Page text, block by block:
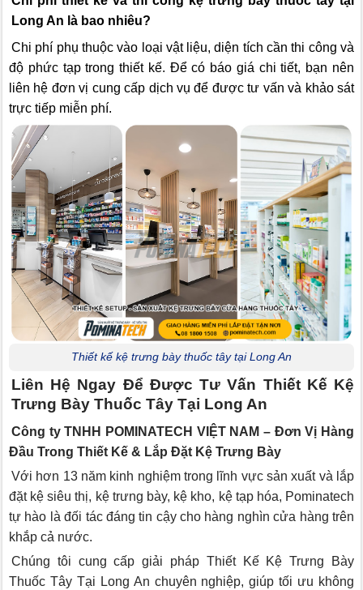
Long An là bao nhiêu?
Chi phí phụ thuộc vào loại vật liệu, diện tích cần thi công và
độ phức tạp trong thiết kế. Để có báo giá chi tiết, bạn nên
liên hệ đơn vị cung cấp dịch vụ để được tư vấn và khảo sát
trực tiếp miễn phí.
Thiết kế kệ trưng bày thuốc tây tại Long An
Liên Hệ Ngay Để Được Tư Vấn Thiết Kế Kệ
Trưng Bày Thuốc Tây Tại Long An
Công ty TNHH POMINATECH VIỆT NAM – Đơn Vị Hàng
Đầu Trong Thiết Kế & Lắp Đặt Kệ Trưng Bày
Với hơn 13 năm kinh nghiệm trong lĩnh vực sản xuất và lắp
đặt kệ siêu thị, kệ trưng bày, kệ kho, kệ tạp hóa, Pominatech
tự hào là đối tác đáng tin cậy cho hàng nghìn cửa hàng trên
khắp cả nước.
Chúng tôi cung cấp giải pháp Thiết Kế Kệ Trưng Bày
Thuốc Tây Tại Long An chuyên nghiệp, giúp tối ưu không